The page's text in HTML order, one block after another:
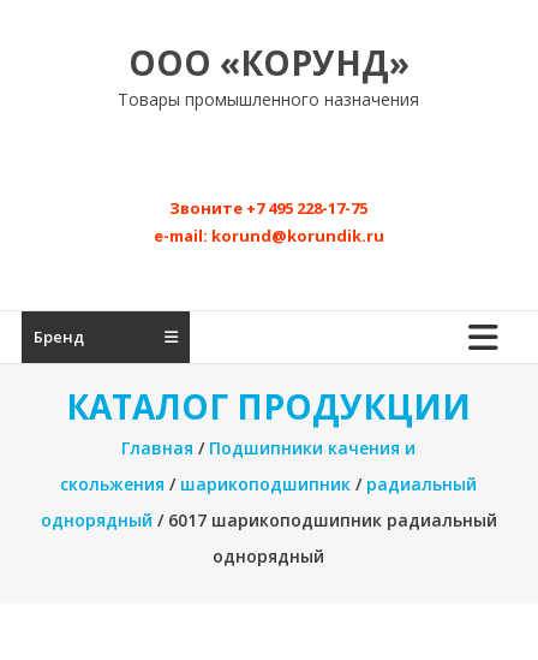
ООО «КОРУНД»
Товары промышленного назначения
Звоните +7 495 228-17-75
e-mail: korund@korundik.ru
Бренд
КАТАЛОГ ПРОДУКЦИИ
Главная / Подшипники качения и
скольжения / шарикоподшипник / радиальный
однорядный / 6017 шарикоподшипник радиальный
однорядный